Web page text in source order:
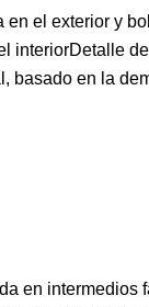
el exterior y
interiorDetalle
basado en la
en